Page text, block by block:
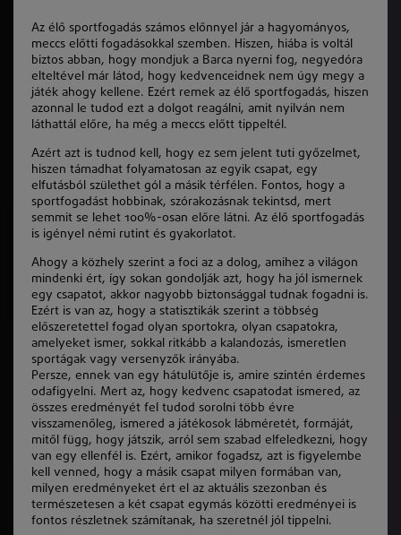
Az élő sportfogadás számos előnnyel jár a hagyományos,
meccs előtti fogadásokkal szemben. Hiszen, hiába is voltál
biztos abban, hogy mondjuk a Barca nyerni fog, negyedóra
elteltével már látod, hogy kedvenceidnek nem úgy megy a
játék ahogy kellene. Ezért remek az élő sportfogadás, hiszen
azonnal le tudod ezt a dolgot reagálni, amit nyilván nem
láthattál előre, ha még a meccs előtt tippeltél.
Azért azt is tudnod kell, hogy ez sem jelent tuti győzelmet,
hiszen támadhat folyamatosan az egyik csapat, egy
elfutásból születhet gól a másik térfélen. Fontos, hogy a
sportfogadást hobbinak, szórakozásnak tekintsd, mert
semmit se lehet 100%-osan előre látni. Az élő sportfogadás
is igényel némi rutint és gyakorlatot.
Ahogy a közhely szerint a foci az a dolog, amihez a világon
mindenki ért, így sokan gondolják azt, hogy ha jól ismernek
egy csapatot, akkor nagyobb biztonsággal tudnak fogadni is.
Ezért is van az, hogy a statisztikák szerint a többség
előszeretettel fogad olyan sportokra, olyan csapatokra,
amelyeket ismer, sokkal ritkább a kalandozás, ismeretlen
sportágak vagy versenyzők irányába.
Persze, ennek van egy hátulütője is, amire szintén érdemes
odafigyelni. Mert az, hogy kedvenc csapatodat ismered, az
összes eredményét fel tudod sorolni több évre
visszamenőleg, ismered a játékosok lábméretét, formáját,
mitől függ, hogy játszik, arról sem szabad elfeledkezni, hogy
van egy ellenfél is. Ezért, amikor fogadsz, azt is figyelembe
kell venned, hogy a másik csapat milyen formában van,
milyen eredményeket ért el az aktuális szezonban és
természetesen a két csapat egymás közötti eredményei is
fontos részletnek számítanak, ha szeretnél jól tippelni.